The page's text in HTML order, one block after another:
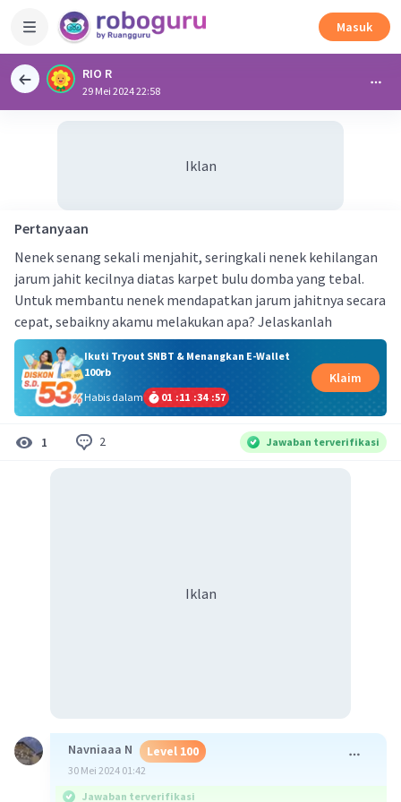
Masuk
RIO R
29 Mei 2024 22:58
Iklan
Pertanyaan
Nenek senang sekali menjahit, seringkali nenek kehilangan
jarum jahit kecilnya diatas karpet bulu domba yang tebal.
Untuk membantu nenek mendapatkan jarum jahitnya secara
cepat, sebaikny akamu melakukan apa? Jelaskanlah
Ikuti Tryout SNBT & Menangkan E-Wallet
100rb
Habis dalam
01 :11 :34 :57
Klaim
1 2 Jawaban terverifikasi
Iklan
Navniaaa N Level 100
30 Mei 2024 01:42
Jawaban terverifikasi